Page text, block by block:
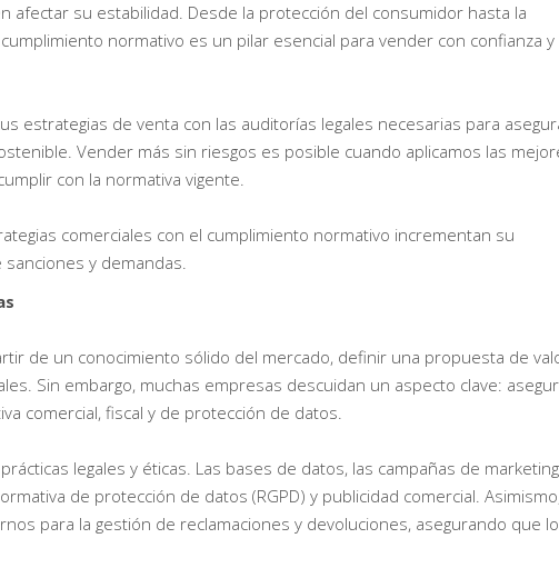
afectar su estabilidad. Desde la protección del consumidor hasta la
normativo es un pilar esencial para vender con confianza y
estrategias de venta con las auditorías legales necesarias para
Vender más sin riesgos es posible cuando aplicamos las
con la normativa vigente.
comerciales con el cumplimiento normativo incrementan su
y demandas.
de un conocimiento sólido del mercado, definir una propuesta de
Sin embargo, muchas empresas descuidan un aspecto clave:
comercial, fiscal y de protección de datos.
legales y éticas. Las bases de datos, las campañas de
de protección de datos (RGPD) y publicidad comercial.
para la gestión de reclamaciones y devoluciones, asegurando que